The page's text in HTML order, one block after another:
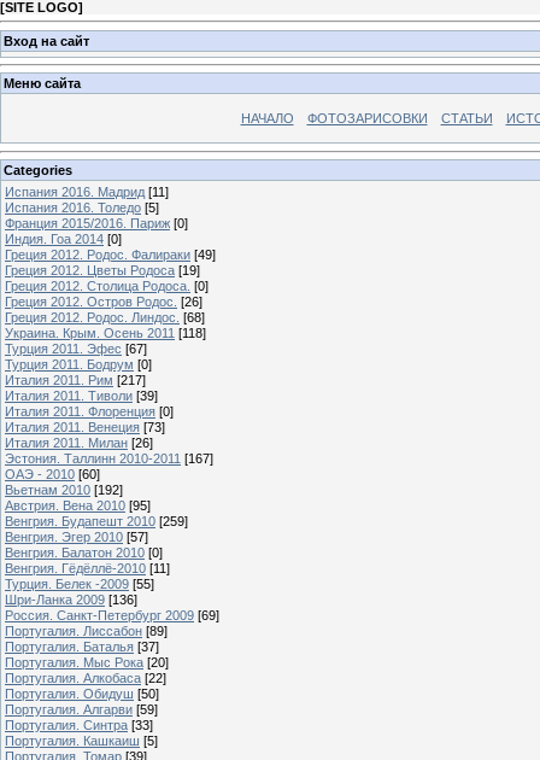
[SITE LOGO]
Вход на сайт
Меню сайта
НАЧАЛО ФОТОЗАРИСОВКИ СТАТЬИ
Categories
Испания 2016. Мадрид [11]
Испания 2016. Толедо [5]
Франция 2015/2016. Париж [0]
Индия. Гоа 2014 [0]
Греция 2012. Родос. Фалираки [49]
Греция 2012. Цветы Родоса [19]
Греция 2012. Столица Родоса. [0]
Греция 2012. Остров Родос. [26]
Греция 2012. Родос. Линдос. [68]
Украина. Крым. Осень 2011 [118]
Турция 2011. Эфес [67]
Турция 2011. Бодрум [0]
Италия 2011. Рим [217]
Италия 2011. Тиволи [39]
Италия 2011. Флоренция [0]
Италия 2011. Венеция [73]
Италия 2011. Милан [26]
Эстония. Таллинн 2010-2011 [167]
ОАЭ - 2010 [60]
Вьетнам 2010 [192]
Австрия. Вена 2010 [95]
Венгрия. Будапешт 2010 [259]
Венгрия. Эгер 2010 [57]
Венгрия. Балатон 2010 [0]
Венгрия. Гёдёллё-2010 [11]
Турция. Белек -2009 [55]
Шри-Ланка 2009 [136]
Россия. Санкт-Петербург 2009 [69]
Португалия. Лиссабон [89]
Португалия. Баталья [37]
Португалия. Мыс Рока [20]
Португалия. Алкобаса [22]
Португалия. Обидуш [50]
Португалия. Алгарви [59]
Португалия. Синтра [33]
Португалия. Кашкаиш [5]
Португалия. Томар [39]